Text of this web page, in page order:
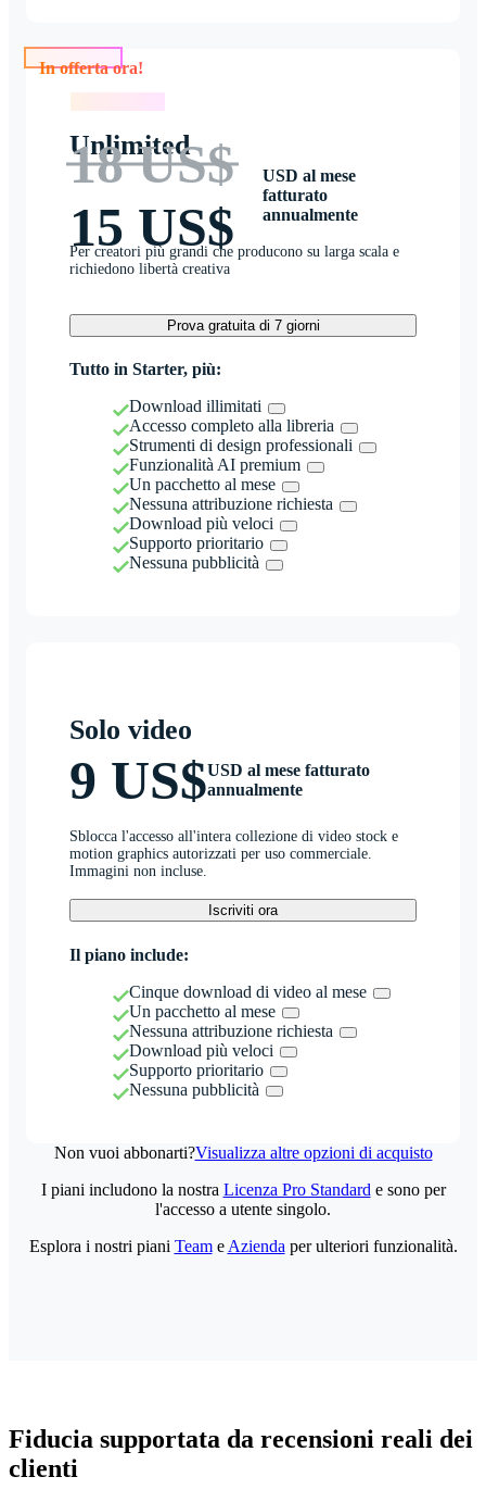
Unlimited
18 US$
15 US$
USD al mese
fatturato
annualmente
Per creatori più grandi che producono su larga scala e
richiedono libertà creativa
Prova gratuita di 7 giorni
Tutto in Starter, più:
Download illimitati
Accesso completo alla libreria
Strumenti di design professionali
Funzionalità AI premium
Un pacchetto al mese
Nessuna attribuzione richiesta
Download più veloci
Supporto prioritario
Nessuna pubblicità
Solo video
9 US$USD al mese fatturato
annualmente
Sblocca l'accesso all'intera collezione di video stock e
motion graphics autorizzati per uso commerciale.
Immagini non incluse.
Iscriviti ora
Il piano include:
Cinque download di video al mese
Un pacchetto al mese
Nessuna attribuzione richiesta
Download più veloci
Supporto prioritario
Nessuna pubblicità
Non vuoi abbonarti?Visualizza altre opzioni di acquisto
I piani includono la nostra Licenza Pro Standard e sono per
l'accesso a utente singolo.
Esplora i nostri piani Teame Azienda per ulteriori funzionalità.
Fiducia supportata da recensioni reali dei
clienti